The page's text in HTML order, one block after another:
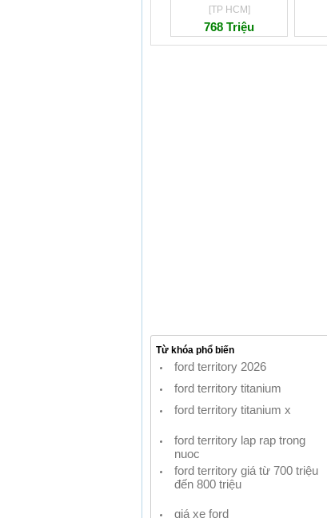
[TP HCM]
768 Triệu
Từ khóa phổ biến
ford territory 2026
ford territory titanium
ford territory titanium x
ford territory lap rap trong
nuoc
ford territory giá từ 700 triệu
đến 800 triệu
giá xe ford